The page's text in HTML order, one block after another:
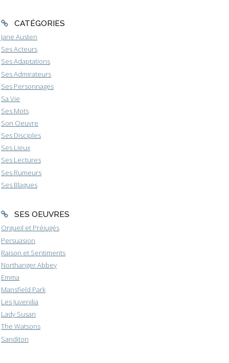
CATÉGORIES
Jane Austen
Ses Acteurs
Ses Adaptations
Ses Admirateurs
Ses Personnages
Sa Vie
Ses Mots
Son Oeuvre
Ses Disciples
Ses Lieux
Ses Lectures
Ses Rumeurs
Ses Blagues
SES OEUVRES
Orgueil et Préjugés
Persuasion
Raison et Sentiments
Northanger Abbey
Emma
Mansfield Park
Les Juvenilia
Lady Susan
The Watsons
Sanditon